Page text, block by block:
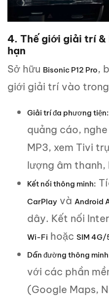
4. Thế giới giải trí &
hạn
Sở hữu Bisonic P12 Pro,
giới giải trí vào trong
Giải trí đa phương tiện:
quảng cáo,
MP3, xem Tivi
lượng âm thanh,
Kết nối thông minh:
CarPlay và Android
dây. Kết nối
Wi-Fi hoặc SIM 4G/
Dẫn đường thông
với các phần
(Google Maps,